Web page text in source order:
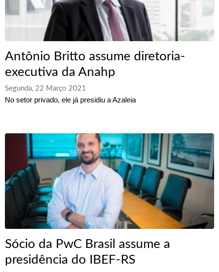
Antônio Britto assume diretoria-
executiva da Anahp
Segunda, 22 Março 2021
No setor privado, ele já presidiu a Azaleia
Sócio da PwC Brasil assume a
presidência do IBEF-RS